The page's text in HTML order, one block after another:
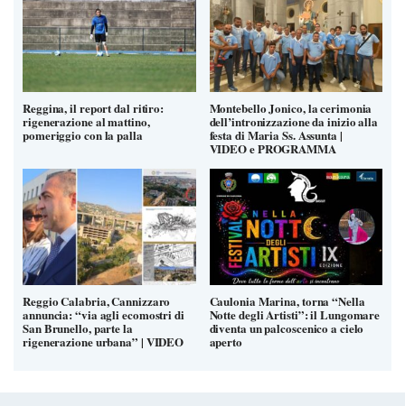
Reggina, il report dal ritiro:
rigenerazione al mattino,
pomeriggio con la palla
Montebello Jonico, la cerimonia
dell’intronizzazione da inizio alla
festa di Maria Ss. Assunta |
VIDEO e PROGRAMMA
Reggio Calabria, Cannizzaro
annuncia: “via agli ecomostri di
San Brunello, parte la
rigenerazione urbana” | VIDEO
Caulonia Marina, torna “Nella
Notte degli Artisti”: il Lungomare
diventa un palcoscenico a cielo
aperto